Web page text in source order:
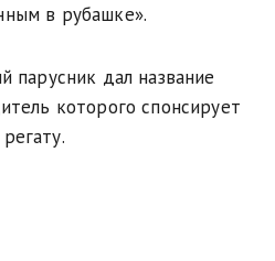
в рубашке».
парусник дал название
которого спонсирует